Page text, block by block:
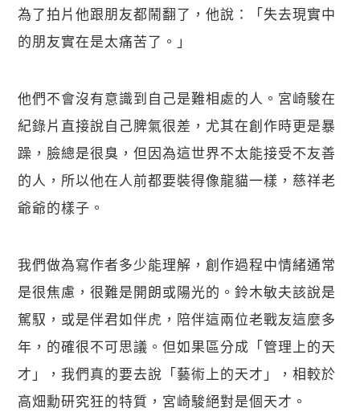
為了拍片他跟朋友都鬧翻了，他說：「失去現實中
的朋友實在是太痛苦了。」
他們不會沒有意識到自己是難相處的人。宮崎駿在
紀錄片直接說自己脾氣很差，尤其在創作時更是暴
躁，臉總是很臭，但因為這世界不太能接受不友善
的人，所以他在人前都要裝得像龍貓一樣，慈祥老
爺爺的樣子。
我們做為寫作者多少能理解，創作過程中情緒通常
是很焦慮，很難是開朗或陽光的。鈴木敏夫該說是
駕馭，或是伴君如伴虎，陪伴這兩位老戰友這麼多
年，的確很不可思議。但如果區分成「管理上的天
才」，我們真的要去說「藝術上的天才」，相較於
高畑勳研究狂的特質，宮崎駿絕對是個天才。